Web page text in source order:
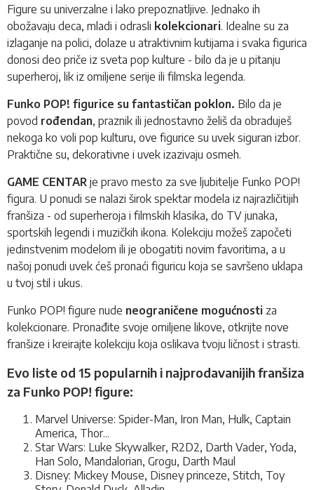
Figure su univerzalne i lako prepoznatljive. Jednako ih
obožavaju deca, mladi i odrasli kolekcionari. Idealne su za
izlaganje na polici, dolaze u atraktivnim kutijama i svaka figurica
donosi deo priče iz sveta pop kulture - bilo da je u pitanju
superheroj, lik iz omiljene serije ili filmska legenda.
Funko POP! figurice su fantastičan poklon. Bilo da je
povod rođendan, praznik ili jednostavno želiš da obraduješ
nekoga ko voli pop kulturu, ove figurice su uvek siguran izbor.
Praktične su, dekorativne i uvek izazivaju osmeh.
GAME CENTAR je pravo mesto za sve ljubitelje Funko POP!
figura. U ponudi se nalazi širok spektar modela iz najrazličitijih
franšiza - od superheroja i filmskih klasika, do TV junaka,
sportskih legendi i muzičkih ikona. Kolekciju možeš započeti
jedinstvenim modelom ili je obogatiti novim favoritima, a u
našoj ponudi uvek ćeš pronaći figuricu koja se savršeno uklapa
u tvoj stil i ukus.
Funko POP! figure nude neograničene mogućnosti za
kolekcionare. Pronađite svoje omiljene likove, otkrijte nove
franšize i kreirajte kolekciju koja oslikava tvoju ličnost i strasti.
Evo liste od 15 popularnih i najprodavanijih franšiza
za Funko POP! figure:
Marvel Universe: Spider-Man, Iron Man, Hulk, Captain
America, Thor...
Star Wars: Luke Skywalker, R2D2, Darth Vader, Yoda,
Han Solo, Mandalorian, Grogu, Darth Maul
Disney: Mickey Mouse, Disney princeze, Stitch, Toy